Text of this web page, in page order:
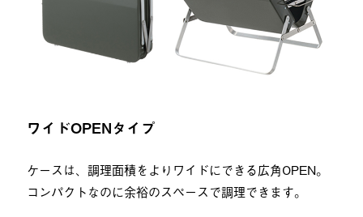
ワイドOPENタイプ
ケースは、調理面積をよりワイドにできる広角OPEN。
コンパクトなのに余裕のスペースで調理できます。